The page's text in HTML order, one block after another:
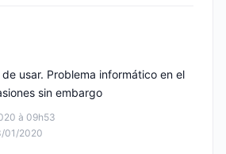
à 09h53
01/2020
usar. Problema informático en el
sin embargo